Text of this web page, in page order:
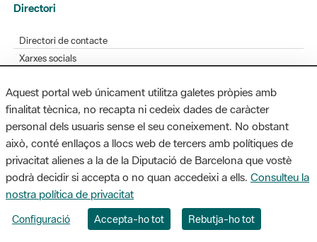
Directori
Directori de contacte
Xarxes socials
Bústia de suggeriments
Opineu sobre els parcs
MAPA WEB AVÍS LEGAL ACCESSIBILITAT
Diputació de Barcelona. Edifici Llacuna, 1a planta. Badajoz, 49. 08005
Barcelona. Tel. 934 022 428 / xarxaparcs@diba.cat
Aquest portal web únicament utilitza galetes pròpies amb
finalitat tècnica, no recapta ni cedeix dades de caràcter
personal dels usuaris sense el seu coneixement. No obstant
això, conté enllaços a llocs web de tercers amb polítiques de
privacitat alienes a la de la Diputació de Barcelona que vostè
podrà decidir si accepta o no quan accedeixi a ells. Consulteu la
nostra política de privacitat
Configuració Accepta-ho tot Rebutja-ho tot